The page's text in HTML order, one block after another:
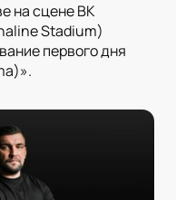
на сцене ВК
Stadium)
первого дня